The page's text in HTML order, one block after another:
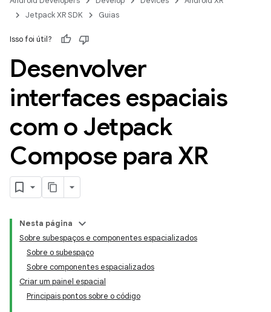
Jetpack XR SDK
Guias
Isso foi útil?
Desenvolver
interfaces espaciais
com o Jetpack
Compose para XR
Nesta página
Sobre subespaços e componentes espacializados
Sobre o subespaço
Sobre componentes espacializados
Criar um painel espacial
Principais pontos sobre o código